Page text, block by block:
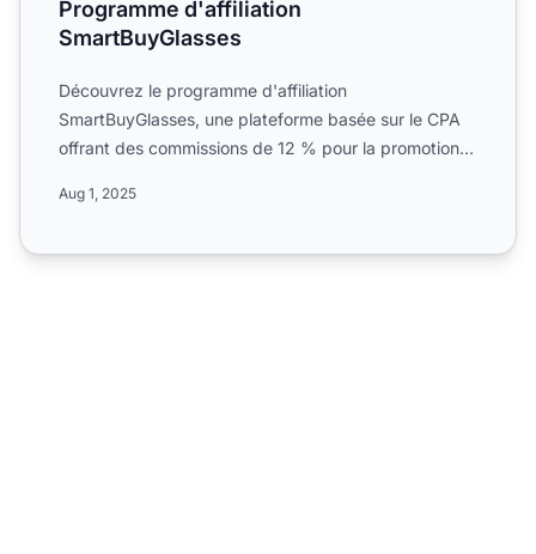
Programme d'affiliation
SmartBuyGlasses
Découvrez le programme d'affiliation
SmartBuyGlasses, une plateforme basée sur le CPA
offrant des commissions de 12 % pour la promotion
Aug 1, 2025